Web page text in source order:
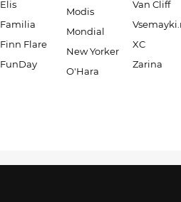
Elis
Familia
Finn Flare
FunDay
Modis
Mondial
New Yorker
O'Hara
Van Cliff
XC
Zarina